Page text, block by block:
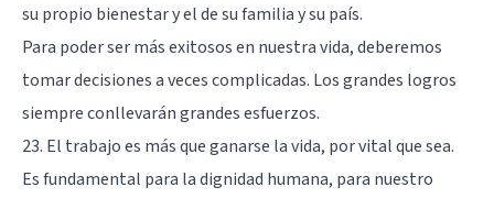
su propio bienestar y el de su familia y su país.
Para poder ser más exitosos en nuestra vida, deberemos
tomar decisiones a veces complicadas. Los grandes logros
siempre conllevarán grandes esfuerzos.
23. El trabajo es más que ganarse la vida, por vital que sea.
Es fundamental para la dignidad humana, para nuestro